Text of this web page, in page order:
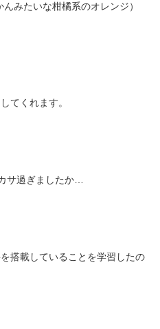
みたいな柑橘系のオレンジ）
てくれます。
サ過ぎましたか…
搭載していることを学習したの